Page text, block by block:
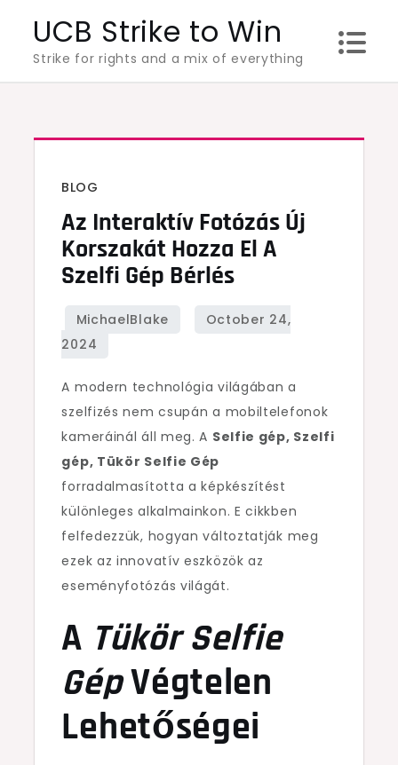
content
UCB Strike to Win
Strike for rights and a mix of everything
BLOG
Az Interaktív Fotózás Új
Korszakát Hozza El A
Szelfi Gép Bérlés
A modern technológia világában a
szelfizés nem csupán a mobiltelefonok
kameráinál áll meg. A Selfie gép, Szelfi
gép, Tükör Selfie Gép
forradalmasította a képkészítést
különleges alkalmainkon. E cikkben
felfedezzük, hogyan változtatják meg
ezek az innovatív eszközök az
eseményfotózás világát.
A Tükör Selfie
GépVégtelen
Lehetőségei